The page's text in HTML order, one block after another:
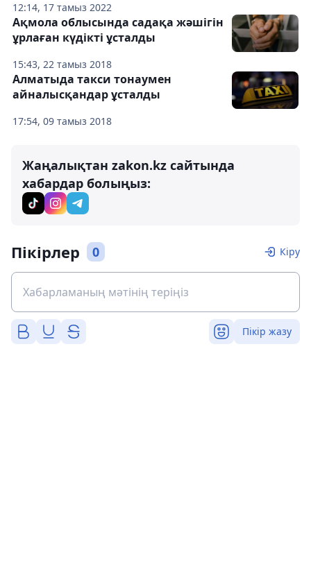
12:14, 17 тамыз 2022
15:43, 22 тамыз 2018
Ақмола облысында садақа жəшігін
ұрлаған күдікті ұсталды
17:54, 09 тамыз 2018
Алматыда такси тонаумен
айналысқандар ұсталды
Жаңалықтан zakon.kz сайтында
хабардар болыңыз:
Пікірлер 0 Кіру
Пікір жазу